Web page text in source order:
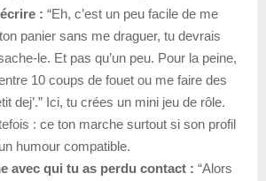
: “Eh, c’est un peu facile de me
panier sans me draguer, tu devrais
le. Et pas qu’un peu. Pour la peine,
10 coups de fouet ou me faire des
dej’.” Ici, tu crées un mini jeu de rôle.
: ce ton marche surtout si son profil
humour compatible.
avec qui tu as perdu contact : “Alors